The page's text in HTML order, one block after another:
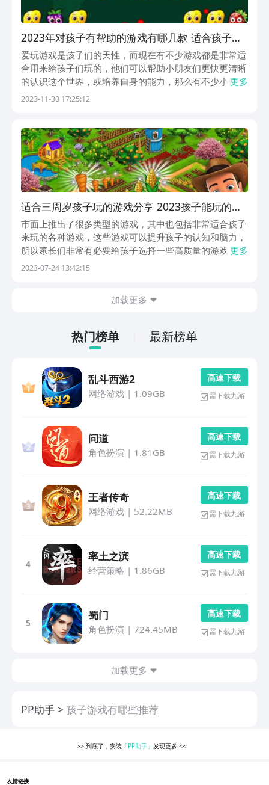
2023年对孩子有帮助的游戏有哪几款 适合孩子玩
的游戏分享
爱玩游戏是孩子们的天性，而现在有不少游戏都是非常适
合用来给孩子们玩的，他们可以帮助小朋友们更快更清晰
的认识这个世界，或培养自身的能力，那么有不少小伙伴
都想知道对孩子有帮助的游戏有哪些？今天小编就为大家
文...
更多
2023-11-30 17:25:12
适合三周岁孩子玩的游戏分享 2023孩子能玩的游
戏有哪几款
市面上推出了很多类型的游戏，其中也包括非常适合孩子
来玩的各种游戏，这些游戏可以提升孩子的认知和脑力，
所以家长们非常有必要给孩子选择一些高质量的游戏，适
合三周岁孩子玩的游戏推荐给大家，这些游戏不管在画面
更多
2023-07-24 13:42:15
加载更多
热门榜单 最新榜单
乱斗西游2
网络游戏| 1.09GB
高 速 下 载
需下载九游
问道
角色扮演 | 1.81GB
高 速 下 载
需下载九游
王者传奇
网络游戏| 52.22MB
高 速 下 载
需下载九游
4
率土之滨
经营策略 | 1.86GB
高 速 下 载
需下载九游
5
蜀门
角色扮演 | 724.45MB
高 速 下 载
需下载九游
加载更多
PP助手 孩子游戏有哪些推荐
>> 到底了，安装 「PP助手」发现更多<<
友情链接